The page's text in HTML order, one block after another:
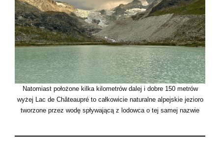
Natomiast położone kilka kilometrów dalej i dobre 150 metrów
wyżej Lac de Châteaupré to całkowicie naturalne alpejskie jezioro
tworzone przez wodę spływającą z lodowca o tej samej nazwie